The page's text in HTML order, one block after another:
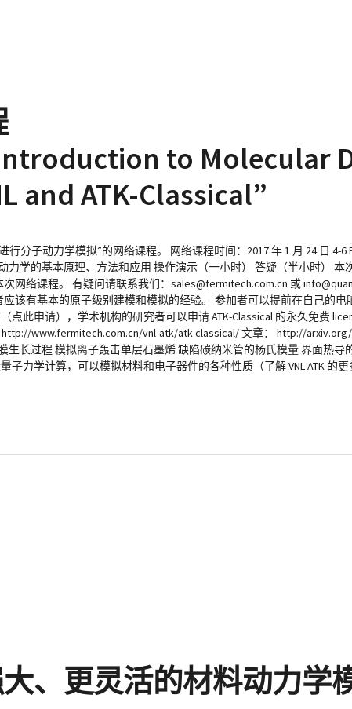
to Molecular
and ATK-Classical”
行分子动力学模拟”的网络课程。 网络课程时间：2017 年 1 月 24 日 4-6
力学的基本原理、方法和应用 操作演示（一小时） 答疑（半小时） 本
网络课程。 有疑问请联系我们：sales@fermitech.com.cn 或
该有基本的原子级别建模和模拟的经验。 参加者可以提前在自己的电
此申请），学术机构的研究者可以申请 ATK-Classical 的永久免费
www.fermitech.com.cn/vnl-atk/atk-classical/ 文章： http://arxiv.org/
长过程 模拟离子轰击单层石墨烯 缺陷碳纳米管的杨氏模量 界面热导
子力学计算，可以模拟材料和电子器件的各种性质（了解 VNL-ATK 的更
、更灵活的材料动力学